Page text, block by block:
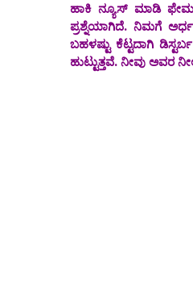
ಹಾಕಿ ನ್ಯೂಸ್ ಮಾಡಿ
ಪ್ರಶ್ನೆಯಾಗಿದೆ. ನಿಮಗೆ
ಬಹಳಷ್ಟು ಕೆಟ್ಟದಾಗಿ
ಹುಟ್ಟುತ್ತವೆ. ನೀವು ಅವರ